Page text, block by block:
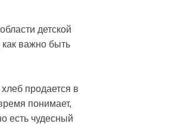
детской
важно быть
продается в
понимает,
есть чудесный